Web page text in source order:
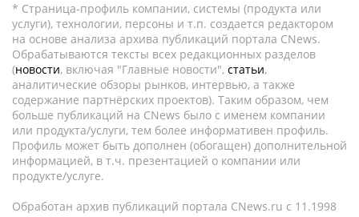
* Страница-профиль компании, системы (продукта или
услуги), технологии, персоны и т.п. создается редактором
на основе анализа архива публикаций портала CNews.
Обрабатываются тексты всех редакционных разделов
(новости, включая "Главные новости", статьи,
аналитические обзоры рынков, интервью, а также
содержание партнёрских проектов). Таким образом, чем
больше публикаций на CNews было с именем компании
или продукта/услуги, тем более информативен профиль.
Профиль может быть дополнен (обогащен) дополнительной
информацией, в т.ч. презентацией о компании или
продукте/услуге.
Обработан архив публикаций портала CNews.ru c 11.1998